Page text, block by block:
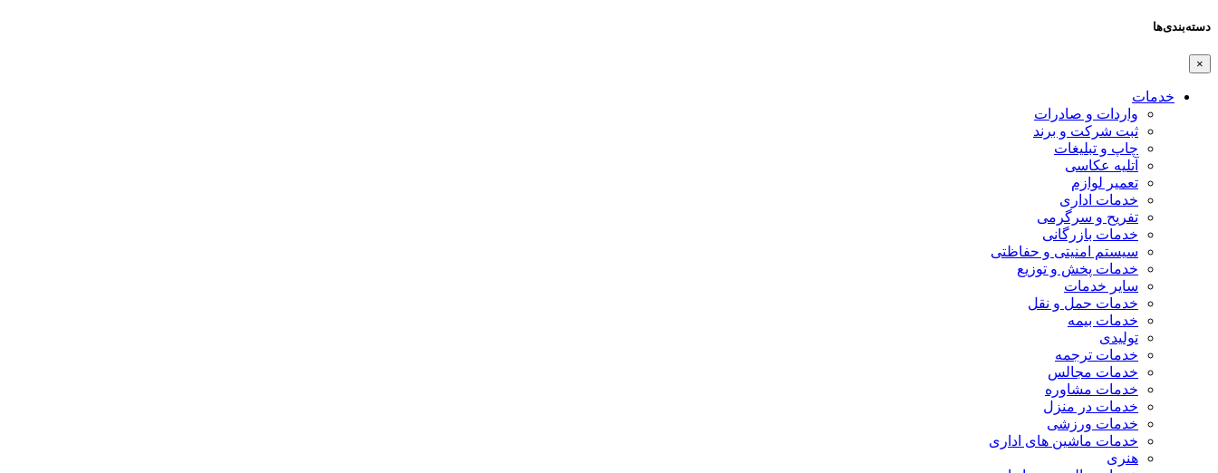
دسته‌بندی‌ها
×
خدمات
واردات و صادرات
ثبت شرکت و برند
چاپ و تبلیغات
آتلیه عکاسی
تعمیر لوازم
خدمات اداری
تفریح و سرگرمی
خدمات بازرگانی
سیستم امنیتی و حفاظتی
خدمات پخش و توزیع
سایر خدمات
خدمات حمل و نقل
خدمات بیمه
تولیدی
خدمات ترجمه
خدمات مجالس
خدمات مشاوره
خدمات در منزل
خدمات ورزشی
خدمات ماشین های اداری
هنری